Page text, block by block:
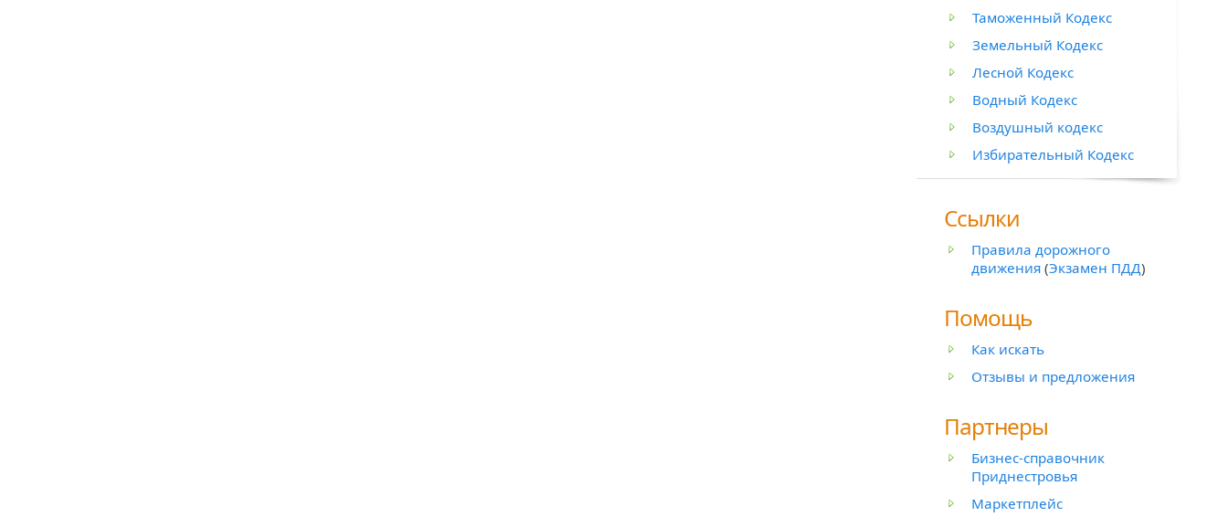
Таможенный Кодекс
Земельный Кодекс
Лесной Кодекс
Водный Кодекс
Воздушный кодекс
Избирательный Кодекс
Ссылки
Правила дорожного
движения (Экзамен ПДД)
Помощь
Как искать
Отзывы и предложения
Партнеры
Бизнес-справочник
Приднестровья
Маркетплейс